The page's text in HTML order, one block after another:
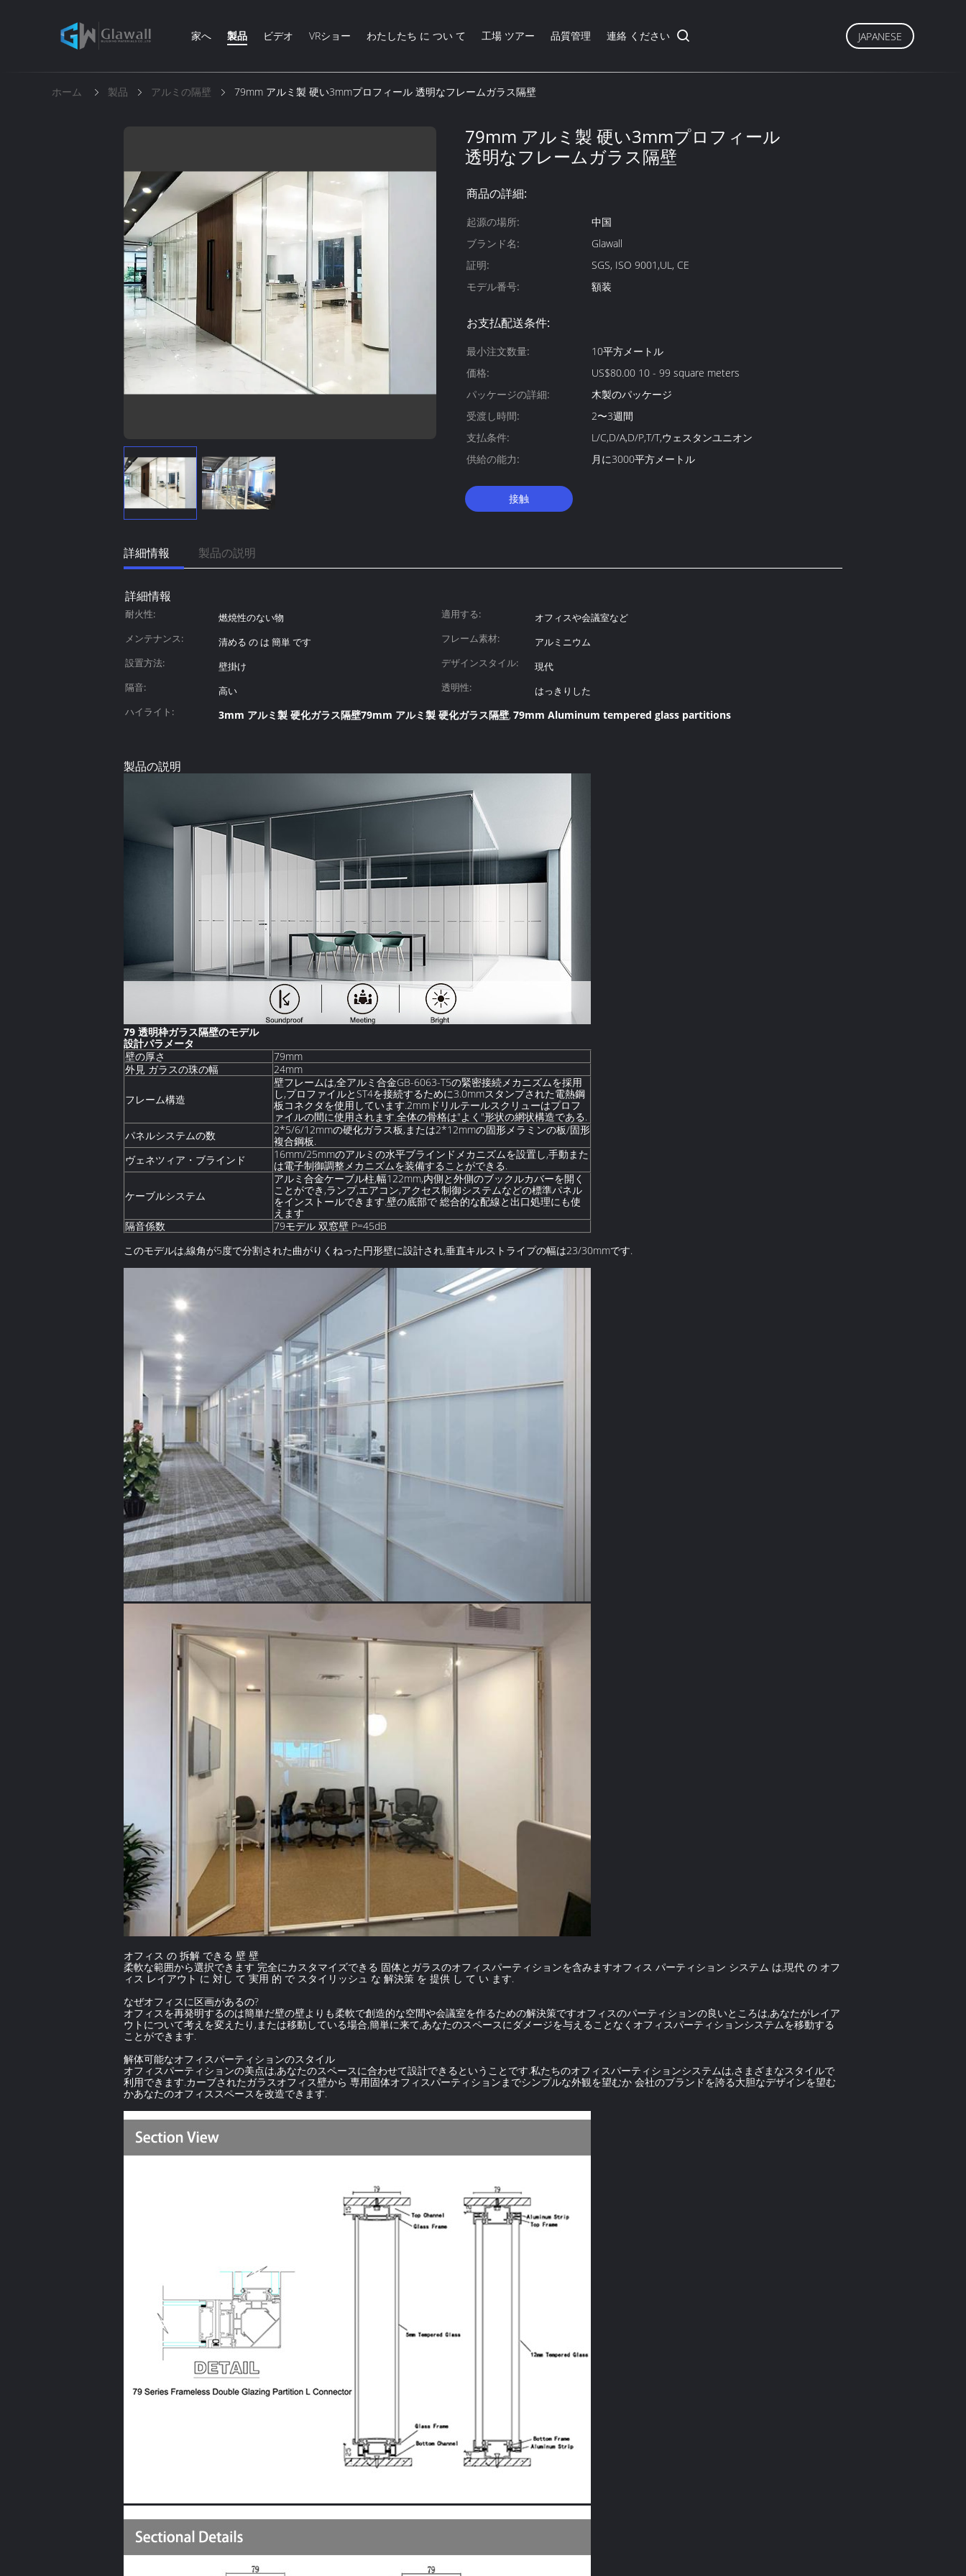
家へ 製品 ビデオ VRショー わたしたち に つい て 工場 ツアー 品質管理 連絡 ください JAPANESE
ホーム 製品 アルミの隔壁 79mm アルミ製 硬い3mmプロフィール 透明なフレームガラス隔壁
79mm アルミ製 硬い3mmプロフィール
透明なフレームガラス隔壁
商品の詳細:
起源の場所:
中国
ブランド名:
Glawall
証明:
SGS, ISO 9001,UL, CE
モデル番号:
額装
お支払配送条件:
最小注文数量:
10平方メートル
価格:
US$80.00 10 - 99 square meters
パッケージの詳細:
木製のパッケージ
受渡し時間:
2〜3週間
支払条件:
L/C,D/A,D/P,T/T,ウェスタンユニオン
供給の能力:
月に3000平方メートル
接触
詳細情報 製品の説明
詳細情報
耐火性: 燃焼性のない物 適用する:
オフィスや会議室など
メンテナンス:
清める の は 簡単 です フレーム素材:
アルミニウム
設置方法:
壁掛け デザインスタイル:
現代
隔音:
高い 透明性:
はっきりした
ハイライト:
3mm アルミ製 硬化ガラス隔壁79mm アルミ製 硬化ガラス隔壁, 79mm Aluminum tempered glass partitions
製品の説明
79 透明枠ガラス隔壁のモデル
設計パラメータ
壁の厚さ
79mm
外見 ガラスの珠の幅
24mm
フレーム構造
壁フレームは,全アルミ合金GB-6063-T5の緊密接続メカニズムを採用
し,プロファイルとST4を接続するために3.0mmスタンプされた電熱鋼
板コネクタを使用しています.2mmドリルテールスクリューはプロフ
ァイルの間に使用されます.全体の骨格は"よく"形状の網状構造である.
パネルシステムの数
2*5/6/12mmの硬化ガラス板,または2*12mmの固形メラミンの板/固形
複合鋼板.
ヴェネツィア・ブラインド
16mm/25mmのアルミの水平ブラインドメカニズムを設置し,手動また
は電子制御調整メカニズムを装備することができる.
ケーブルシステム
アルミ合金ケーブル柱,幅122mm,内側と外側のブックルカバーを開く
ことができ,ランプ,エアコン,アクセス制御システムなどの標準パネル
をインストールできます.壁の底部で 総合的な配線と出口処理にも使
えます
隔音係数
79モデル 双窓壁 P=45dB
このモデルは,線角が5度で分割された曲がりくねった円形壁に設計され,垂直キルストライプの幅は23/30mmです.
オフィス の 拆解 できる 壁 壁
柔軟な範囲から選択できます 完全にカスタマイズできる 固体とガラスのオフィスパーティションを含みますオフィス パーティション システム は,現代 の オフ
ィス レイアウト に 対し て 実用 的 で スタイリッシュ な 解決策 を 提供 し て い ます.
なぜオフィスに区画があるの?
オフィスを再発明するのは簡単だ壁の壁よりも柔軟で創造的な空間や会議室を作るための解決策ですオフィスのパーティションの良いところは,あなたがレイア
ウトについて考えを変えたり,または移動している場合,簡単に来て,あなたのスペースにダメージを与えることなくオフィスパーティションシステムを移動する
ことができます.
解体可能なオフィスパーティションのスタイル
オフィスパーティションの美点は,あなたのスペースに合わせて設計できるということです.私たちのオフィスパーティションシステムは,さまざまなスタイルで
利用できます.カーブされたガラスオフィス壁から 専用固体オフィスパーティションまでシンプルな外観を望むか 会社のブランドを誇る大胆なデザインを望む
かあなたのオフィススペースを改造できます.